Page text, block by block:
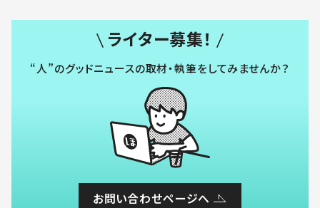
ライター募集！
“人”のグッドニュースの取材・執筆をしてみませんか？
お問い合わせページへ